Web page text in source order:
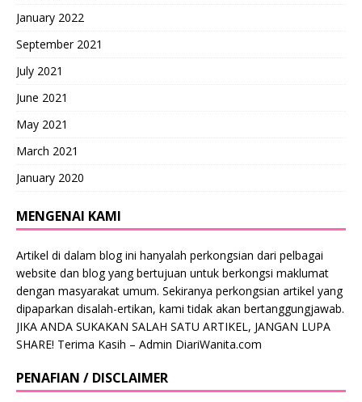
January 2022
September 2021
July 2021
June 2021
May 2021
March 2021
January 2020
MENGENAI KAMI
Artikel di dalam blog ini hanyalah perkongsian dari pelbagai
website dan blog yang bertujuan untuk berkongsi maklumat
dengan masyarakat umum. Sekiranya perkongsian artikel yang
dipaparkan disalah-ertikan, kami tidak akan bertanggungjawab.
JIKA ANDA SUKAKAN SALAH SATU ARTIKEL, JANGAN LUPA
SHARE! Terima Kasih – Admin DiariWanita.com
PENAFIAN / DISCLAIMER